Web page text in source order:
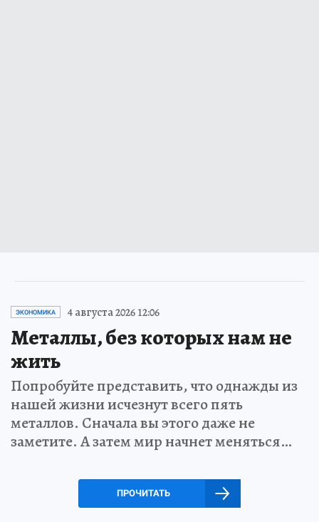
ЭКОНОМИКА 4 августа 2026 12:06
Металлы, без которых нам не
жить
Попробуйте представить, что однажды из
нашей жизни исчезнут всего пять
металлов. Сначала вы этого даже не
заметите. А затем мир начнет меняться…
ПРОЧИТАТЬ